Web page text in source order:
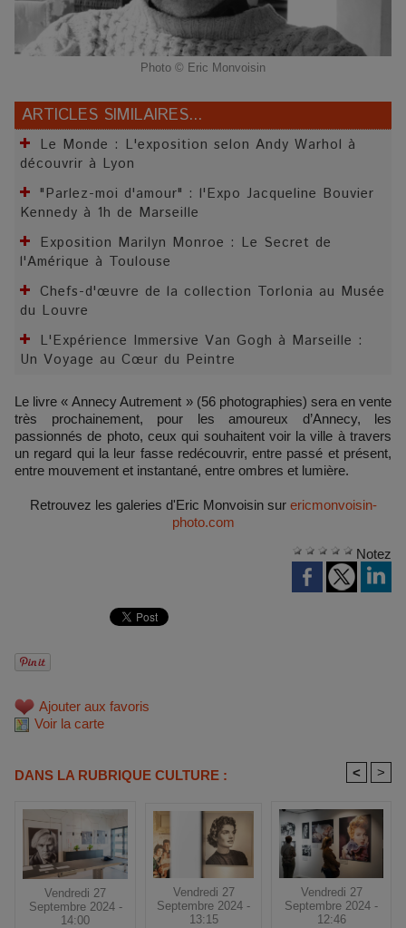
Photo © Eric Monvoisin
ARTICLES SIMILAIRES...
Le Monde : L'exposition selon Andy Warhol à
découvrir à Lyon
"Parlez-moi d'amour" : l'Expo Jacqueline Bouvier
Kennedy à 1h de Marseille
Exposition Marilyn Monroe : Le Secret de
l'Amérique à Toulouse
Chefs-d'œuvre de la collection Torlonia au Musée
du Louvre
L'Expérience Immersive Van Gogh à Marseille :
Un Voyage au Cœur du Peintre
Le livre « Annecy Autrement » (56 photographies) sera en vente
très prochainement, pour les amoureux d’Annecy, les
passionnés de photo, ceux qui souhaitent voir la ville à travers
un regard qui la leur fasse redécouvrir, entre passé et présent,
entre mouvement et instantané, entre ombres et lumière.
Retrouvez les galeries d'Eric Monvoisin sur ericmonvoisin-
photo.com
Notez
Ajouter aux favoris
Voir la carte
DANS LA RUBRIQUE CULTURE : < >
Vendredi 27
Septembre 2024 -
14:00
Vendredi 27
Septembre 2024 -
13:15
Vendredi 27
Septembre 2024 -
12:46